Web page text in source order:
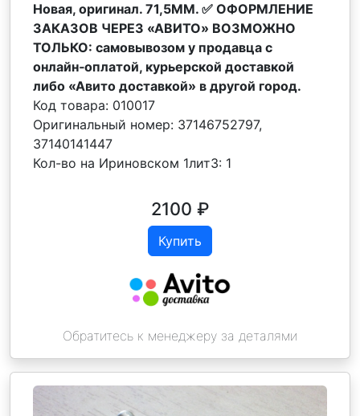
Новая, оригинал. 71,5MM. ✅ ОФОРМЛЕНИЕ
ЗАКАЗОВ ЧЕРЕЗ «АВИТО» ВОЗМОЖНО
ТОЛЬКО: самовывозом у продавца с
онлайн‑оплатой, курьерской доставкой
либо «Авито доставкой» в другой город.
Код товара: 010017
Оригинальный номер: 37146752797,
37140141447
Кол-во на Ириновском 1лит3: 1
2100 ₽
Купить
Обратитесь к менеджеру за деталями